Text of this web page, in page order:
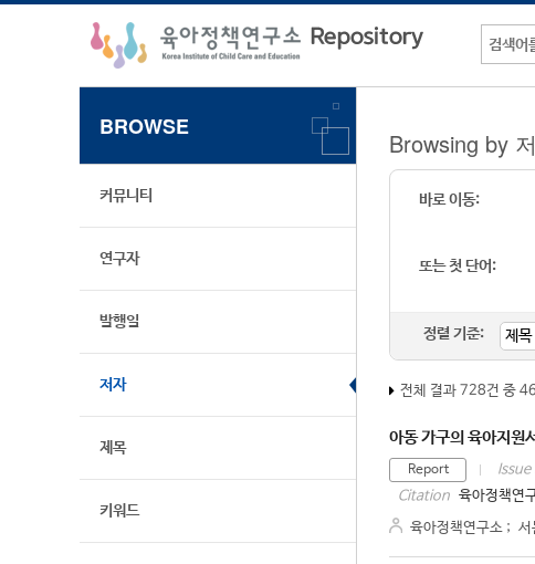
BROWSE
커뮤니티
연구자
발행일
저자
제목
키워드
Browsing by
바로 이동:
또는 첫 단어:
정렬 기준:
전체 결과 728건 중
아동 가구의 육아지
Report Issue
Citation 육아정책연
육아정책연구소 ; 서